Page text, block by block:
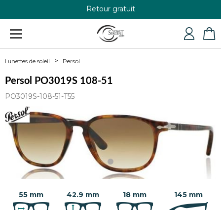
Retour gratuit
Lunettes de soleil Persol
Persol PO3019S 108-51
PO3019S-108-51-T55
55 mm 42.9 mm 18 mm 145 mm